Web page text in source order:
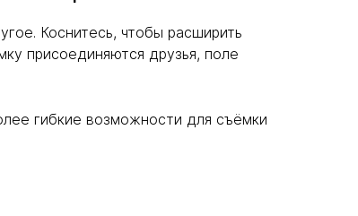
Коснитесь, чтобы расширить
присоединяются друзья, поле
гибкие возможности для съёмки